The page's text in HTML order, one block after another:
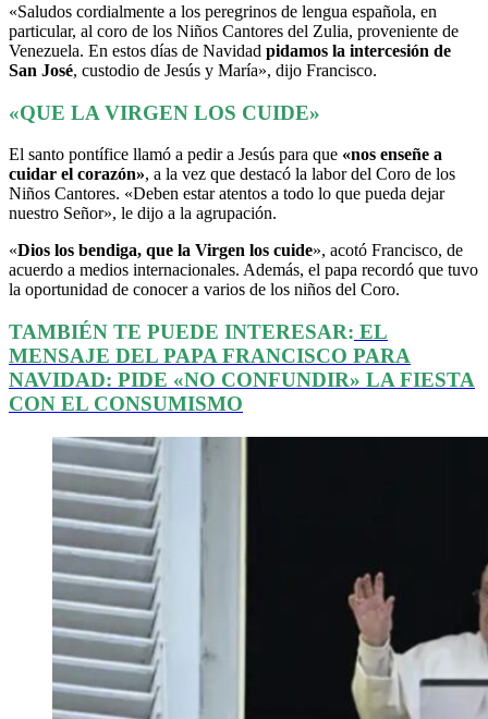
«Saludos cordialmente a los peregrinos de lengua española, en
particular, al coro de los Niños Cantores del Zulia, proveniente de
Venezuela. En estos días de Navidad pidamos la intercesión de
San José, custodio de Jesús y María», dijo Francisco.
«QUE LA VIRGEN LOS CUIDE»
El santo pontífice llamó a pedir a Jesús para que «nos enseñe a
cuidar el corazón», a la vez que destacó la labor del Coro de los
Niños Cantores. «Deben estar atentos a todo lo que pueda dejar
nuestro Señor», le dijo a la agrupación.
«Dios los bendiga, que la Virgen los cuide», acotó Francisco, de
acuerdo a medios internacionales. Además, el papa recordó que tuvo
la oportunidad de conocer a varios de los niños del Coro.
TAMBIÉN TE PUEDE INTERESAR: EL
MENSAJE DEL PAPA FRANCISCO PARA
NAVIDAD: PIDE «NO CONFUNDIR» LA FIESTA
CON EL CONSUMISMO